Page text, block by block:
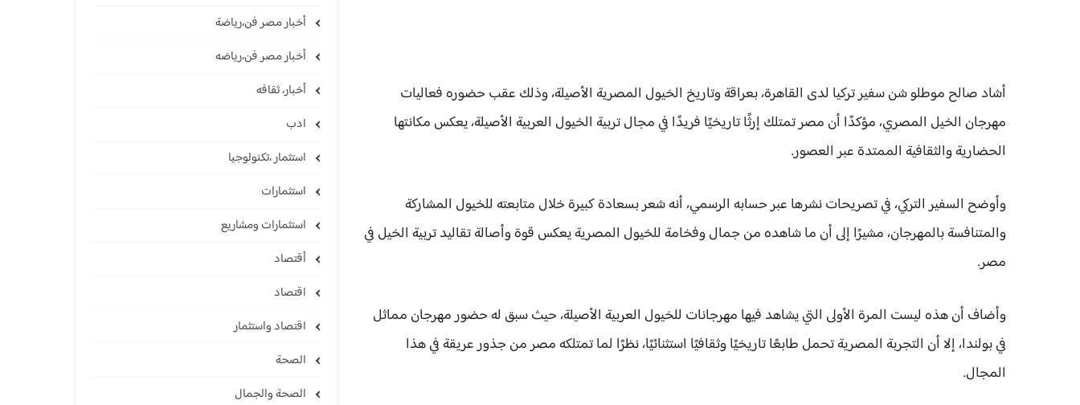
أشاد صالح موطلو شن سفير تركيا لدى القاهرة، بعراقة وتاريخ الخيول المصرية الأصيلة، وذلك عقب حضوره فعاليات
مهرجان الخيل المصري، مؤكدًا أن مصر تمتلك إرثًا تاريخيًا فريدًا في مجال تربية الخيول العربية الأصيلة، يعكس مكانتها
الحضارية والثقافية الممتدة عبر العصور.
وأوضح السفير التركي، في تصريحات نشرها عبر حسابه الرسمي، أنه شعر بسعادة كبيرة خلال متابعته للخيول المشاركة
والمتنافسة بالمهرجان، مشيرًا إلى أن ما شاهده من جمال وفخامة للخيول المصرية يعكس قوة وأصالة تقاليد تربية الخيل في
مصر.
وأضاف أن هذه ليست المرة الأولى التي يشاهد فيها مهرجانات للخيول العربية الأصيلة، حيث سبق له حضور مهرجان مماثل
في بولندا، إلا أن التجربة المصرية تحمل طابعًا تاريخيًا وثقافيًا استثنائيًا، نظرًا لما تمتلكه مصر من جذور عريقة في هذا
المجال.
أخبار مصر فن،رياضة
أخبار مصر فن،رياضه
أخبار، ثقافه
ادب
استثمار ،تكنولوجيا
استثمارات
استثمارات ومشاريع
أقتصاد
اقتصاد
اقتصاد واستثمار
الصحة
الصحة والجمال